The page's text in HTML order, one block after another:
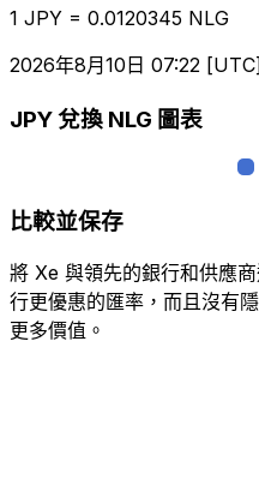
1 JPY = 0.0120345 NLG
2026年8月10日 07:22 [UTC]
JPY 兌換 NLG 圖表
比較並保存
將 Xe 與領先的銀行和供應
行更優惠的匯率，而且沒有
更多價值。